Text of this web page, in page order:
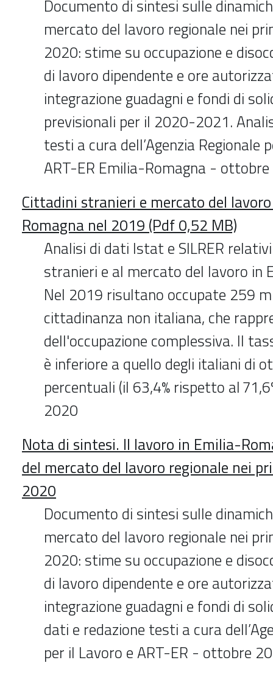
Documento di sintesi sulle
mercato del lavoro regionale nei
2020: stime su occupazione e
di lavoro dipendente e ore
integrazione guadagni e fondi di
previsionali per il 2020-2021.
testi a cura dell’Agenzia Regionale
ART-ER Emilia-Romagna -
Cittadini stranieri e mercato del
Romagna nel 2019 (Pdf 0,52 MB)
Analisi di dati Istat e SILRER
stranieri e al mercato del lavoro in
Nel 2019 risultano occupate 259
cittadinanza non italiana, che
dell'occupazione complessiva. Il
è inferiore a quello degli italiani di
percentuali (il 63,4% rispetto al
2020
Nota di sintesi. Il lavoro in Emilia-
del mercato del lavoro regionale nei
2020
Documento di sintesi sulle
mercato del lavoro regionale nei
2020: stime su occupazione e
di lavoro dipendente e ore
integrazione guadagni e fondi di
dati e redazione testi a cura
per il Lavoro e ART-ER - ottobre